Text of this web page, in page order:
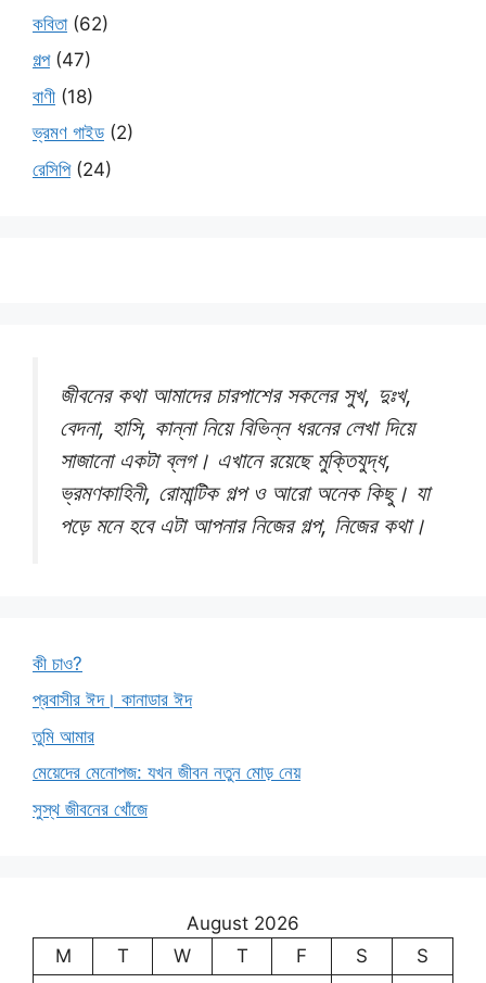
কবিতা(62)
গল্প(47)
বাণী (18)
ভ্রমণ গাইড (2)
রেসিপি(24)
জীবনের কথা আমাদের চারপাশের সকলের সুখ, দুঃখ,
বেদনা, হাসি, কান্না নিয়ে বিভিন্ন ধরনের লেখা দিয়ে
সাজানো একটা ব্লগ। এখানে রয়েছে মুক্তিযুদ্ধ,
ভ্রমণকাহিনী, রোমান্টিক গল্প ও আরো অনেক কিছু। যা
পড়ে মনে হবে এটা আপনার নিজের গল্প, নিজের কথা।
কী চাও?
প্রবাসীর ঈদ। কানাডার ঈদ
তুমি আমার
মেয়েদের মেনোপজ: যখন জীবন নতুন মোড় নেয়
সুস্থ জীবনের খোঁজে
August 2026
M
T W T F S
S